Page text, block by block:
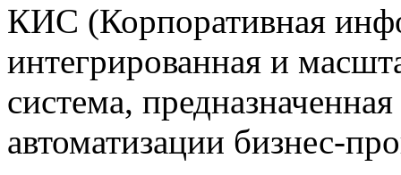
КИС (Корпоративная
интегрированная и
система,
автоматизации бизнес-